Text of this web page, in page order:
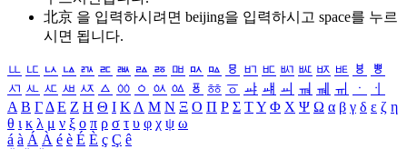
北京 을 입력하시려면 beijing을 입력하시고 space를 누르
시면 됩니다.
ㅥ ㅦ ㅧ ㅨ ㅩ ㅪ ㅫ ㅬ ㅭ ㅮ ㅯ ㅰ ㅱ ㅲ ㅳ ㅴ ㅵ ㅶ ㅷ ㅸ
ㅹ
ㅺ ㅻ ㅼ ㅽ ㅾ ㅿ ㆀ ㆁ ㆂ ㆃ ㆄ ㆅ ㆆ ㆇ ㆈ ㆉ ㆊ ㆋ ㆌ ㆍ
ㆎ
Α Β ΓΔ Ε Ζ Η Θ Ι ΚΛ Μ Ν Ξ Ο Π Ρ Σ ΤΥ Φ Χ Ψ Ω α β γ δ ε ζ η
θ ι κ λ μ ν ξ ο π ρ σ τ υ φ χ ψ ω
á à Á À é è É È ç Ç ê